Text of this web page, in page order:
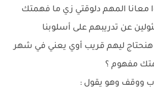
معانا المهم دلوقتي زي ما فهمتك
عن تدريبهم على أسلوبنا
هنحتاج ليهم قريب أوي يعني في شهر
مفهوم ؟
ووقف وهو يقول :